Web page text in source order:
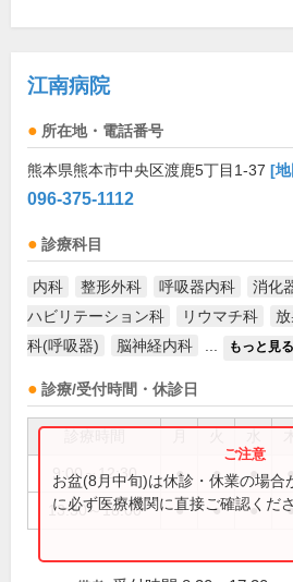
江南病院
所在地・電話番号
熊本県熊本市中央区渡鹿5丁目1-37 [
096-375-1112
診療科目
内科 整形外科 呼吸器内科 消化
ハビリテーション科
リウマチ科
科(呼吸器)
脳神経内科 もっと見る
診療/受付時間・休診日
9:00～12:30 ● ● ● ●
13:30～18:00 ● ● ● ●
お盆(8月中旬)は休診・休業の場合
に必ず医療機関に直接ご確認くださ